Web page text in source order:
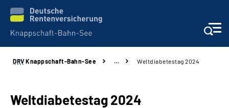
Aktuelles & Presse
Beratung & Kontakt
DRV Knappschaft-Bahn-See … Weltdiabetestag 2024
Weltdiabetestag 2024